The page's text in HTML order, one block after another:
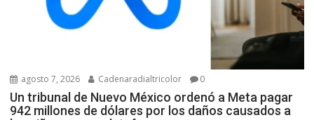
agosto 7, 2026 Cadenaradialtricolor 0
Un tribunal de Nuevo México ordenó a Meta pagar
942 millones de dólares por los daños causados a